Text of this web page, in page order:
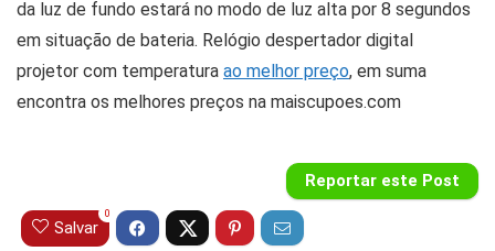
da luz de fundo estará no modo de luz alta por 8 segundos
em situação de bateria. Relógio despertador digital
projetor com temperatura ao melhor preço, em suma
encontra os melhores preços na maiscupoes.com
Reportar este Post
Salvar
0